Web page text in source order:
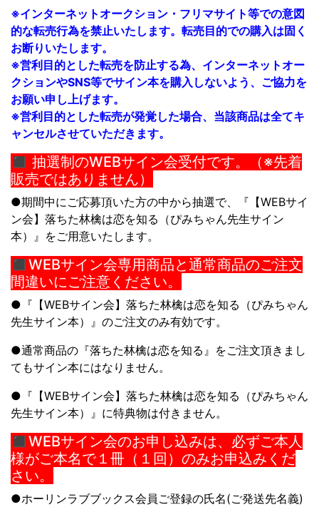
※インターネットオークション・フリマサイト等での意図
的な転売行為を禁止いたします。転売目的での購入は固く
お断りいたします。
※営利目的とした転売を防止する為、インターネットオー
クションやSNS等でサイン本を購入しないよう、ご協力を
お願い申し上げます。
※営利目的とした転売が発覚した場合、当該商品は全てキ
ャンセルさせていただきます。
◼︎ 抽選制のWEBサイン会受付です。（※先着
販売ではありません）
●期間中にご応募頂いた方の中から抽選で、『【WEBサイ
ン会】 落ちた林檎は恋を知る （ぴみちゃん先生サイン
本）』をご用意いたします。
◼︎WEBサイン会専用商品と通常商品のご注文
間違いにご注意ください。
●『【WEBサイン会】 落ちた林檎は恋を知る （ぴみちゃん
先生サイン本）』 のご注文のみ有効です。
●通常商品の『落ちた林檎は恋を知る 』をご注文頂きまし
てもサイン本にはなりません。
●『【WEBサイン会】 落ちた林檎は恋を知る （ぴみちゃん
先生サイン本）』に特典物は付きません。
◼︎WEBサイン会のお申し込みは、必ずご本人
様がご本名で１冊（１回）のみお申込みくだ
さい。
●ホーリンラブブックス会員ご登録の氏名(ご発送先名義)